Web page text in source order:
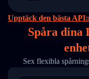
16
17
18
21
22
          {
Upptäck den bästa
Spåra dina
Sex flexibla